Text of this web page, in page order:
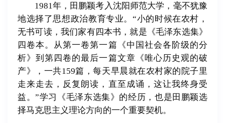
1981年，田鹏颖考入沈阳师范大学，毫不犹豫
地选择了思想政治教育专业。“小的时候在农村，
无书可读，我们家有四本书，就是《毛泽东选集》
四卷本。从第一卷第一篇《中国社会各阶级的分
析》到第四卷的最后一篇文章《唯心历史观的破
产》，一共159篇，每天早晨就在农村家的院子里
走来走去，反复朗读，直至成诵，这让我终身受
益。”学习《毛泽东选集》的经历，也是田鹏颖选
择马克思主义理论方向的一个重要契机。